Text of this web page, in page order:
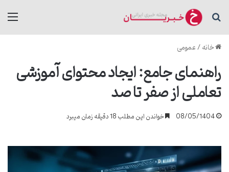
جستجو برای
خانه/عمومی
راهنمای جامع: ایجاد محتوای آموزشی
تعاملی از صفر تا صد
08/05/1404 خواندن این مطلب 18 دقیقه زمان میبرد